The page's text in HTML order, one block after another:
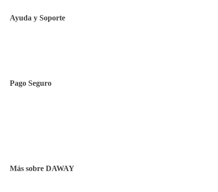
Ayuda y Soporte
Pago Seguro
Más sobre DAWAY